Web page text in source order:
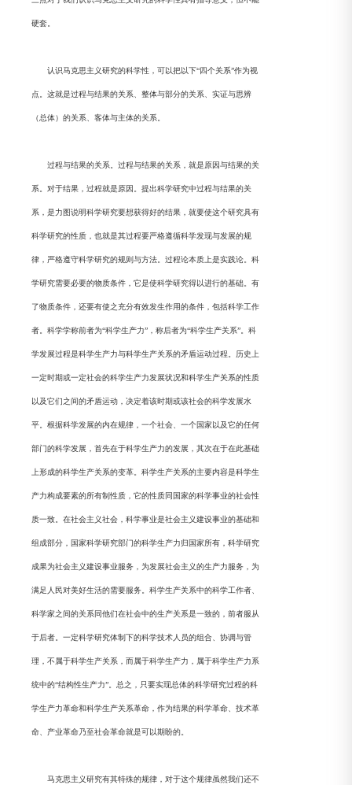
硬套。
认识马克思主义研究的科学性，可以把以下“四个关系”作为视
点。这就是过程与结果的关系、整体与部分的关系、实证与思辨
（总体）的关系、客体与主体的关系。
过程与结果的关系。过程与结果的关系，就是原因与结果的关
系。对于结果，过程就是原因。提出科学研究中过程与结果的关
系，是力图说明科学研究要想获得好的结果，就要使这个研究具有
科学研究的性质，也就是其过程要严格遵循科学发现与发展的规
律，严格遵守科学研究的规则与方法。过程论本质上是实践论。科
学研究需要必要的物质条件，它是使科学研究得以进行的基础。有
了物质条件，还要有使之充分有效发生作用的条件，包括科学工作
者。科学学称前者为“科学生产力”，称后者为“科学生产关系”。科
学发展过程是科学生产力与科学生产关系的矛盾运动过程。历史上
一定时期或一定社会的科学生产力发展状况和科学生产关系的性质
以及它们之间的矛盾运动，决定着该时期或该社会的科学发展水
平。根据科学发展的内在规律，一个社会、一个国家以及它的任何
部门的科学发展，首先在于科学生产力的发展，其次在于在此基础
上形成的科学生产关系的变革。科学生产关系的主要内容是科学生
产力构成要素的所有制性质，它的性质同国家的科学事业的社会性
质一致。在社会主义社会，科学事业是社会主义建设事业的基础和
组成部分，国家科学研究部门的科学生产力归国家所有，科学研究
成果为社会主义建设事业服务，为发展社会主义的生产力服务，为
满足人民对美好生活的需要服务。科学生产关系中的科学工作者、
科学家之间的关系同他们在社会中的生产关系是一致的，前者服从
于后者。一定科学研究体制下的科学技术人员的组合、协调与管
理，不属于科学生产关系，而属于科学生产力，属于科学生产力系
统中的“结构性生产力”。总之，只要实现总体的科学研究过程的科
学生产力革命和科学生产关系革命，作为结果的科学革命、技术革
命、产业革命乃至社会革命就是可以期盼的。
马克思主义研究有其特殊的规律，对于这个规律虽然我们还不